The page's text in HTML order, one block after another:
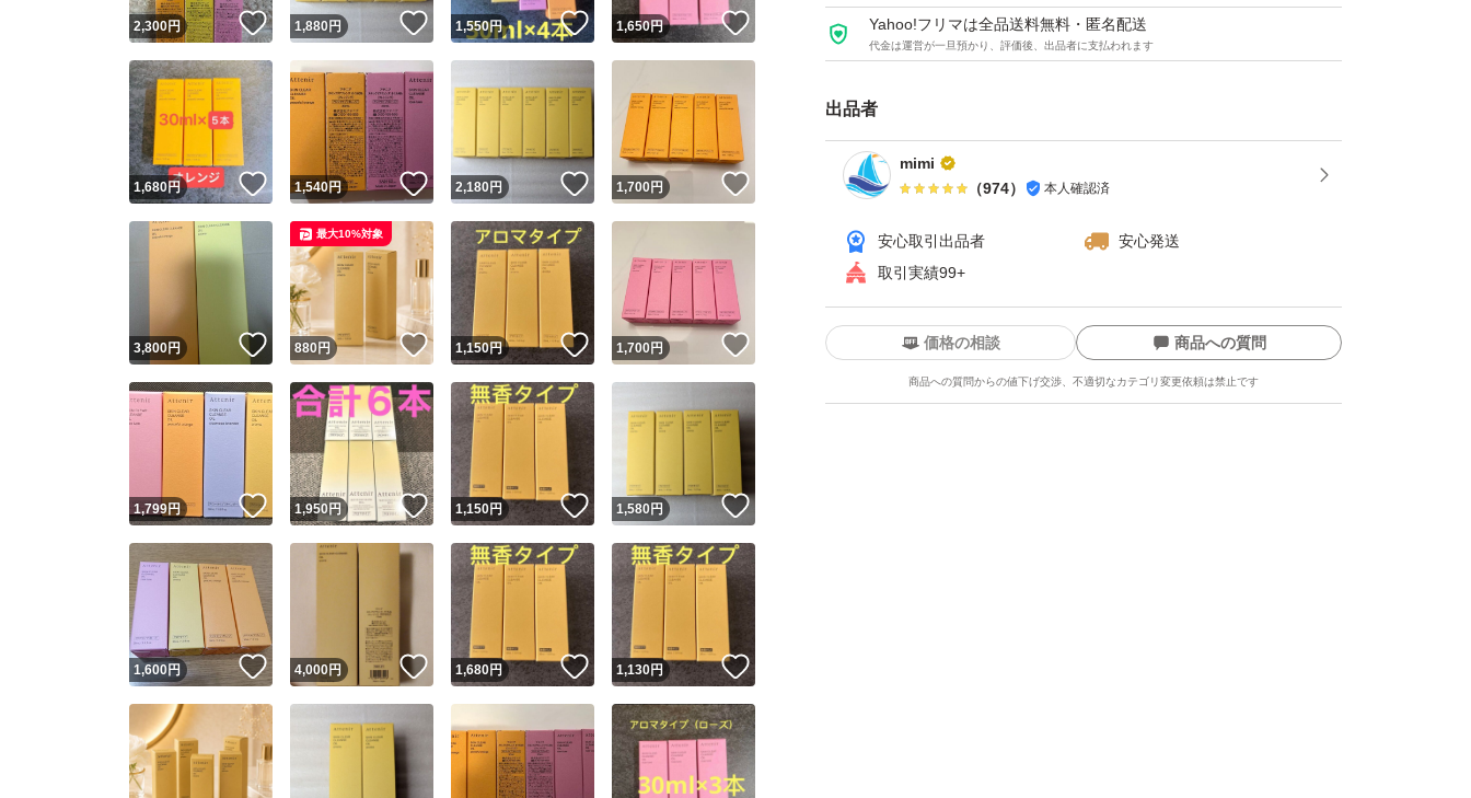
す。完璧な状態をお求めの方や、細かな点をお気になさる方は、
ご購入をお控えいただきますようお願いいたします。
の更新が遅れ、品切れとなる場合がございます。その際は、何卒
ご理解とご協力を賜りますようお願い申し上げます。
★即購入、大歓迎でございます。大口でのご購入に関するご相談
も承っておりますので、お気軽にお問い合わせください。
★当日15時までにご購入いただいた場合は、当日中に発送いたし
す。
Yahoo!フリマは全品送料無料・匿名配送
代金は運営が一旦預かり、評価後、出品者に支払われます
出品者
mimi
（974） 本人確認済
安心取引出品者
安心発送
取引実績99+
ユーザーの実績について
Yahoo!フリマが定めた一定の基準を満たしたユーザーにバッジを付与しています
安心取引出品者
安心取引出品者 Yahoo!フリマの基準をクリアした安心・安全なユーザーです
価格の相談 商品への質問
商品への質問からの値下げ交渉、不適切なカテゴリ変更依頼は禁止です
この商品の情報をコピーします
2,300円 いいね！
1,880円 いいね！
1,550円 いいね！
1,650円
1,680円 いいね！
1,540円 いいね！
2,180円 いいね！
1,700円
3,800円 いいね！
880円 いいね！
最大10%対象
1,150円 いいね！
1,700円
1,799円 いいね！
1,950円 いいね！
1,150円 いいね！
1,580円 いいね！
1,600円 いいね！
4,000円 いいね！
1,680円 いいね！
1,130円 いいね！